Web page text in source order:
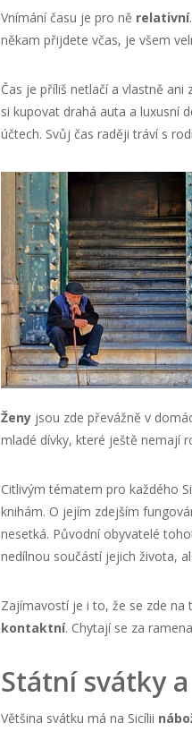
Vnímání času je pro ně relativní
někam přijdete včas, je všem
Čas je příliš netlačí a vlastně ani
si kupovat drahá auta a luxusní
účtech. Svůj čas raději tráví s
Ženy jsou zde převážně v
mladé dívky, které ještě nemají
Citlivým tématem pro každého
knihám. O jejím zdejším
nesetká. Původní obyvatelé
nedílnou součástí jejich života,
Zajímavostí je i to, že se zde na
kontaktní. Chytají se za
Státní svátky
Většina svátku má na Sicílii